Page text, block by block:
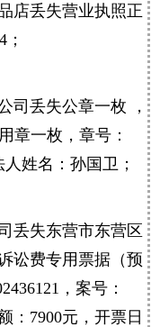
店丢失营业执照正
司丢失公章一枚 ，
章一枚，章号：
姓名：孙国卫；
丢失东营市东营区
讼费专用票据（预
，案号：
：7900元，开票日